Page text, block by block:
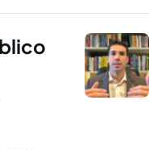
de
das